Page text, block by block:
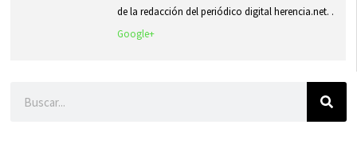
de la redacción del periódico digital herencia.net. .
Google+